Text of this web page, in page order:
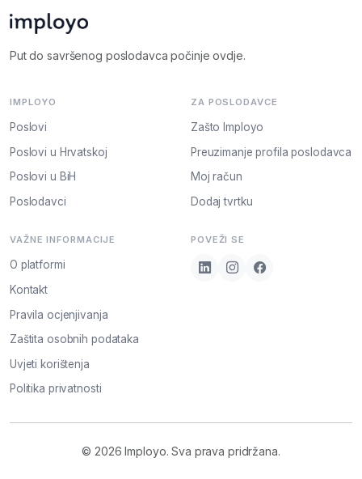
Put do savršenog poslodavca počinje ovdje.
IMPLOYO
Poslovi
Poslovi u Hrvatskoj
Poslovi u BiH
Poslodavci
ZA POSLODAVCE
Zašto Imployo
Preuzimanje profila poslodavca
Moj račun
Dodaj tvrtku
VAŽNE INFORMACIJE
O platformi
Kontakt
Pravila ocjenjivanja
Zaštita osobnih podataka
Uvjeti korištenja
Politika privatnosti
POVEŽI SE
© 2026 Imployo. Sva prava pridržana.